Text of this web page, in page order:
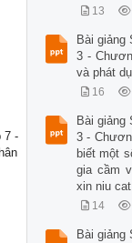
7 -
13
Bài giảng
3 -
và phát
16
Bài giảng
3 -
biết một
gia cầm
xin niu
14
Bài giảng